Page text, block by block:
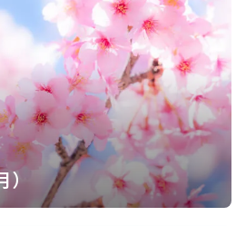
晴れてきた。山あるあるです。途中か
ったのね。ピークで見たかった。と、
すら下山。頭の中は、すでに湯本の日
山行こうかと山頂までは思ってました
り温泉しかない！ 予定より足早に下山
ましたとさ。